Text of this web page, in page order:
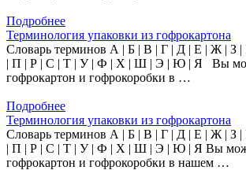
Подробнее
Терминология упаковки из гофрокартона
Словарь терминов А | Б | В | Г | Д | Е | Ж |
| П | Р | С | Т | У | Ф | Х | Ш | Э | Ю | Я Вы
гофрокартон и гофрокоробки в …
Подробнее
Терминология упаковки из гофрокартона
Словарь терминов А | Б | В | Г | Д | Е | Ж |
| П | Р | С | Т | У | Ф | Х | Ш | Э | Ю | Я Вы
гофрокартон и гофрокоробки в нашем …